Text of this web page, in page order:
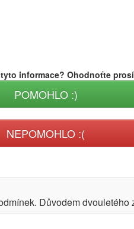
informace? Ohodnoťte
POMOHLO :)
NEPOMOHLO :(
Důvodem